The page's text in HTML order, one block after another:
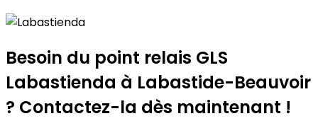
+
−
Besoin du point relais GLS
Labastienda à Labastide-Beauvoir
? Contactez-la dès maintenant !